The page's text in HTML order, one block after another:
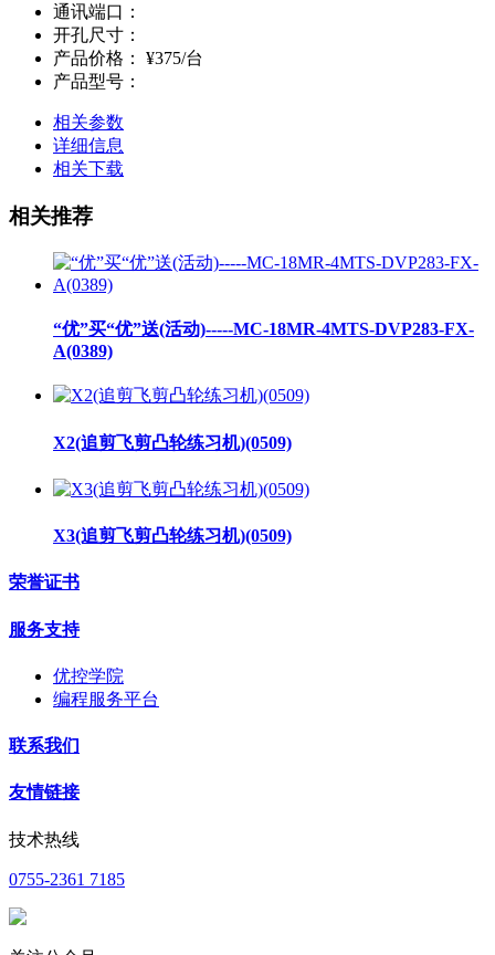
通讯端口：
开孔尺寸：
产品价格：
¥375/台
产品型号：
相关参数
详细信息
相关下载
相关推荐
“优”买“优”送(活动)-----MC-18MR-4MTS-DVP283-FX-
A(0389)
X2(追剪飞剪凸轮练习机)(0509)
X3(追剪飞剪凸轮练习机)(0509)
荣誉证书
服务支持
优控学院
编程服务平台
联系我们
友情链接
技术热线
0755-2361 7185